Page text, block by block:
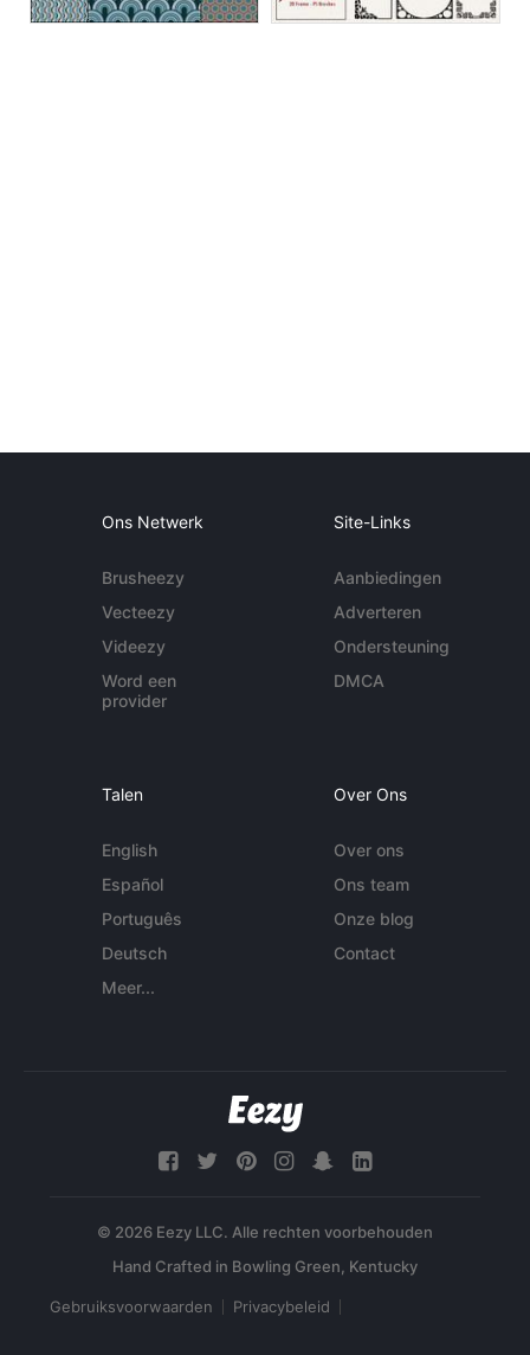
Ons Netwerk
Brusheezy
Vecteezy
Videezy
Word een
provider
Site-Links
Aanbiedingen
Adverteren
Ondersteuning
DMCA
Talen
English
Español
Português
Deutsch
Meer...
Over Ons
Over ons
Ons team
Onze blog
Contact
© 2026 Eezy LLC. Alle rechten voorbehouden
Gebruiksvoorwaarden Privacybeleid